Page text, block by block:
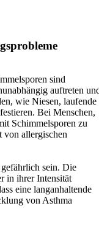
sind
auftreten
wie Niesen, laufende
Bei Menschen,
Schimmelsporen zu
von allergischen
sein. Die
in ihrer Intensität
eine langanhaltende
von Asthma